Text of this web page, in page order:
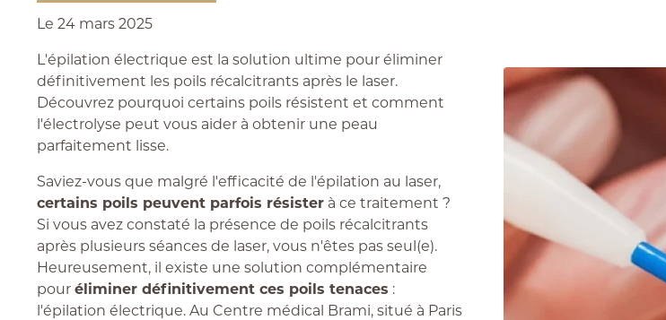
Le24 mars 2025
L'épilation électrique est la solution ultime pour éliminer
définitivement les poils récalcitrants après le laser.
Découvrez pourquoi certains poils résistent et comment
l'électrolyse peut vous aider à obtenir une peau
parfaitement lisse.
Saviez-vous que malgré l'efficacité de l'épilation au laser,
certains poils peuvent parfois résister à ce traitement ?
Si vous avez constaté la présence de poils récalcitrants
après plusieurs séances de laser, vous n'êtes pas seul(e).
Heureusement, il existe une solution complémentaire
pouréliminer définitivement ces poils tenaces :
l'épilation électrique. Au Centre médical Brami, situé à Paris